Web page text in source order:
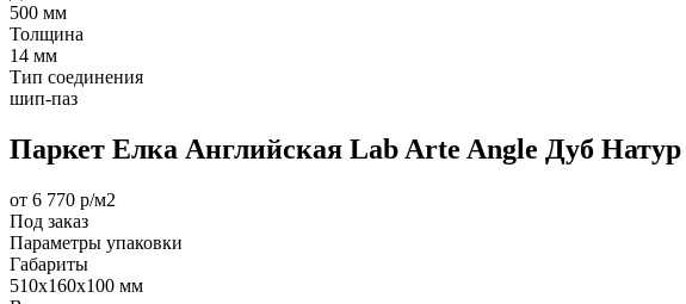
500 мм
Толщина
14 мм
Тип соединения
шип-паз
Паркет Елка Английская Lab Arte Angle Дуб Натур
от 6 770 р/м2
Под заказ
Параметры упаковки
Габариты
510х160х100 мм